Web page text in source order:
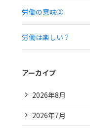
労働の意味②
労働は楽しい？
アーカイブ
2026年8月
2026年7月